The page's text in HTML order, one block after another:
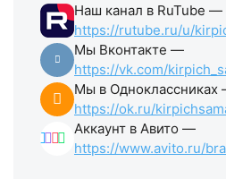
Наш канал в RuTube —
https://rutube.ru/u/
Мы Вконтакте —
https://vk.com/
Мы в Одноклассниках
https://ok.ru/
Аккаунт в Авито —
https://www.avito.ru/